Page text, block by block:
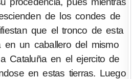
de los condes de
que el tronco de esta
en un caballero del mismo
Cataluña en el ejercito de
en estas tierras. Luego